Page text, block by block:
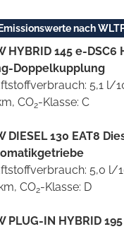
nach
HYBRID 145 e-DSC6
Doppelkupplung
5,1 l/
CO2-Klasse: C
DIESEL 130 EAT8
5,0 l/
CO2-Klasse: D
PLUG-IN HYBRID